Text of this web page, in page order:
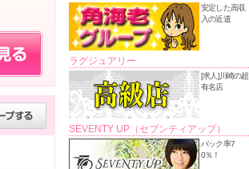
安定した高収
入の近道
ラグジュアリー
[求人]川崎の超
有名店
SEVENTY UP（セブンティアップ）
バック率7
0％！